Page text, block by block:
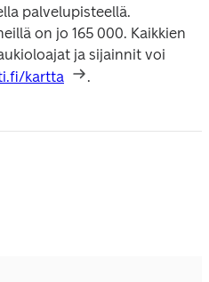
palvelupisteellä.
on jo 165 000. Kaikkien
ja sijainnit voi
kartta .